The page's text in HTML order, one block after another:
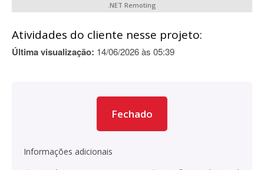
.NET Remoting
Atividades do cliente nesse projeto:
Última visualização: 14/06/2026 às 05:39
Fechado
Informações adicionais